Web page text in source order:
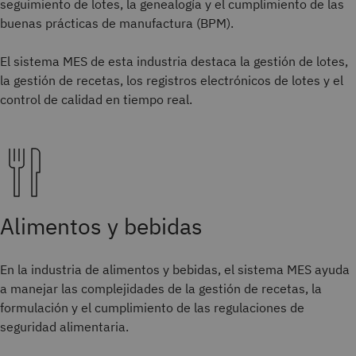
seguimiento de lotes, la genealogía y el cumplimiento de las
buenas prácticas de manufactura (BPM).
El sistema MES de esta industria destaca la gestión de lotes,
la gestión de recetas, los registros electrónicos de lotes y el
control de calidad en tiempo real.
Alimentos y bebidas
En la industria de alimentos y bebidas, el sistema MES ayuda
a manejar las complejidades de la gestión de recetas, la
formulación y el cumplimiento de las regulaciones de
seguridad alimentaria.